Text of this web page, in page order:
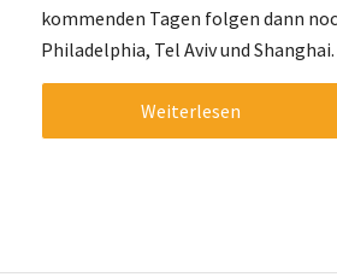
kommenden Tagen folgen dann
Philadelphia, Tel Aviv und Shanghai.
Weiterlesen